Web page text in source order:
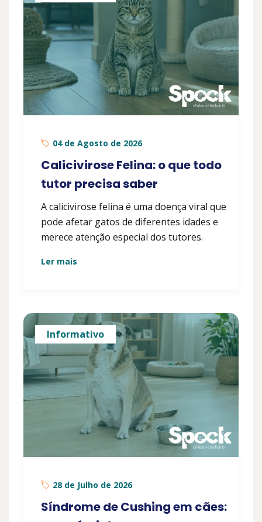
04 de Agosto de 2026
Calicivirose Felina: o que todo
tutor precisa saber
A calicivirose felina é uma doença viral que
pode afetar gatos de diferentes idades e
merece atenção especial dos tutores.
Ler mais
Informativo
28 de Julho de 2026
Síndrome de Cushing em cães: